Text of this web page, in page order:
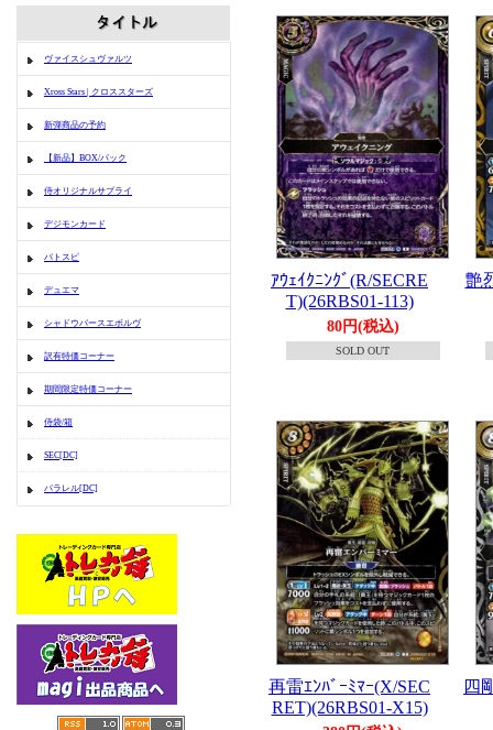
ヴァイスシュヴァルツ
Xross Stars | クロススターズ
新弾商品の予約
【新品】BOX/パック
侍オリジナルサプライ
デジモンカード
バトスピ
デュエマ
シャドウバースエボルヴ
訳有特価コーナー
期間限定特価コーナー
侍袋/箱
SEC[DC]
パラレル[DC]
ｱｳｪｲｸﾆﾝｸﾞ(R/SECRE
T)(26RBS01-113)
80円(税込)
SOLD OUT
艶
再雷ｴﾝﾊﾞｰﾐﾏｰ(X/SEC
RET)(26RBS01-X15)
四